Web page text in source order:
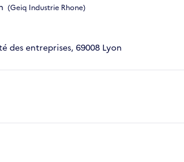
(Geiq Industrie Rhone)
des entreprises, 69008 Lyon